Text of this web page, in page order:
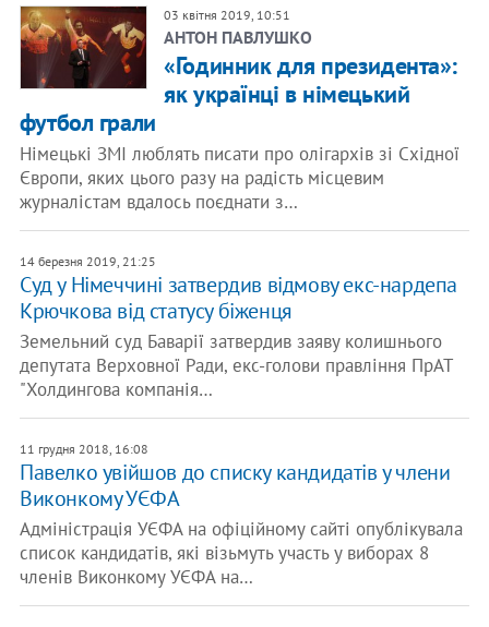
03 квітня 2019, 10:51
АНТОН ПАВЛУШКО
«Годинник для президента»:
як українці в німецький
футбол грали
Німецькі ЗМІ люблять писати про олігархів зі Східної
Європи, яких цього разу на радість місцевим
журналістам вдалось поєднати з…
14 березня 2019, 21:25
Суд у Німеччині затвердив відмову екс-нардепа
Крючкова від статусу біженця
Земельний суд Баварії затвердив заяву колишнього
депутата Верховної Ради, екс-голови правління ПрАТ
"Холдингова компанія…
11 грудня 2018, 16:08
Павелко увійшов до списку кандидатів у члени
Виконкому УЄФА
Адміністрація УЄФА на офіційному сайті опублікувала
список кандидатів, які візьмуть участь у виборах 8
членів Виконкому УЄФА на…